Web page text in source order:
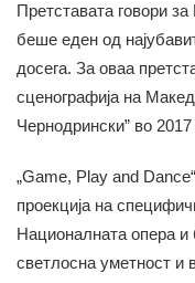
Претставата говори
беше еден од
досега. За оваа
сценографија на
Чернодрински” во 2017
„Game, Play and
проекција на
Националната опера и
светлосна уметност и